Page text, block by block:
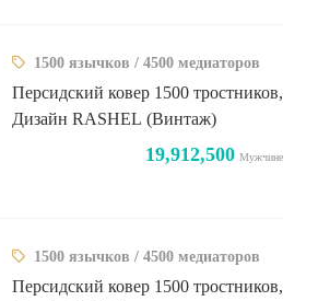
1500 язычков / 4500 медиаторов
Персидский ковер 1500 тростников,
Дизайн RASHEL (Винтаж)
19,912,500 Мужчине
1500 язычков / 4500 медиаторов
Персидский ковер 1500 тростников,